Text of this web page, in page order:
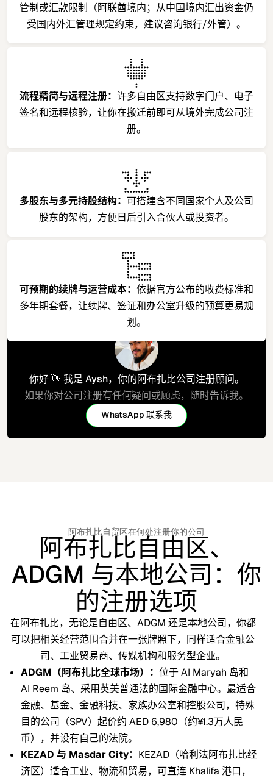
管制或汇款限制（阿联酋境内；从中国境内汇出资金仍
受国内外汇管理规定约束，建议咨询银行/外管）。
流程精简与远程注册： 许多自由区支持数字门户、电子
签名和远程核验，让你在搬迁前即可从境外完成公司注
册。
多股东与多元持股结构： 可搭建含不同国家个人及公司
股东的架构，方便日后引入合伙人或投资者。
可预期的续牌与运营成本： 依据官方公布的收费标准和
多年期套餐，让续牌、签证和办公室升级的预算更易规
划。​
你好 👋 我是 Aysh，你的阿布扎比公司注册顾问。
如果你对公司注册有任何疑问或顾虑，随时告诉我。
WhatsApp 联系我
一起聊聊
阿布扎比自贸区在何处注册你的公司
阿布扎比自由区、
ADGM 与本地公司：你
的注册选项
在阿布扎比，无论是自由区、ADGM 还是本地公司，你都
可以把相关经营范围合并在一张牌照下，同样适合金融公
司、工业贸易商、传媒机构和服务型企业。
ADGM（阿布扎比全球市场）：位于 Al Maryah 岛和
Al Reem 岛、采用英美普通法的国际金融中心。最适合
金融、基金、金融科技、家族办公室和控股公司，特殊
目的公司（SPV）起价约 AED 6,980（约¥1.3万人民
币），并设有自己的法院。
KEZAD 与 Masdar City： KEZAD（哈利法阿布扎比经
济区）适合工业、物流和贸易，可直连 Khalifa 港口，